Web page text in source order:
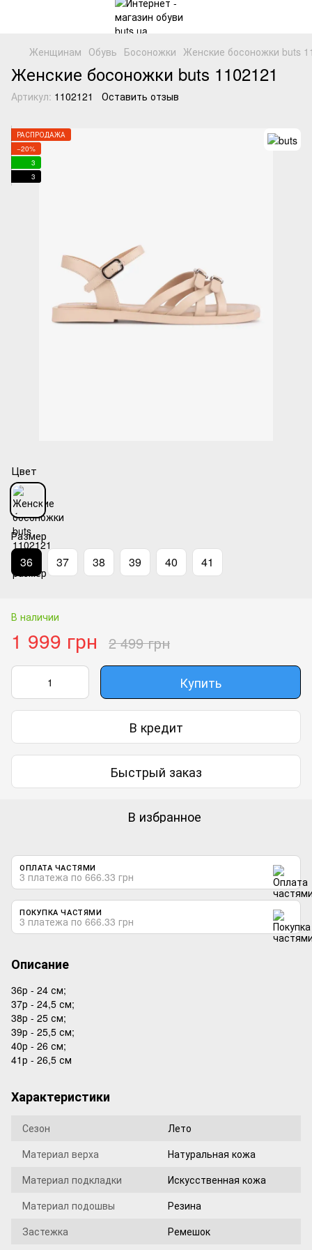
Женщинам Обувь Босоножки Женские босоножки buts
Женские босоножки buts 1102121
Артикул: 1102121 Оставить отзыв
РАСПРОДАЖА
−20%
3
3
Цвет
Размер
36 37 38 39 40 41
В наличии
1 999 грн 2 499 грн
Купить
В кредит
Быстрый заказ
В избранное
ОПЛАТА ЧАСТЯМИ
3 платежа по 666.33 грн
ПОКУПКА ЧАСТЯМИ
3 платежа по 666.33 грн
Описание
36р - 24 см;
37р - 24,5 см;
38р - 25 см;
39р - 25,5 см;
40р - 26 см;
41р - 26,5 см
Характеристики
Сезон
Лето
Материал верха
Натуральная кожа
Материал подкладки
Искусственная кожа
Материал подошвы
Резина
Застежка
Ремешок